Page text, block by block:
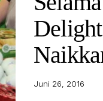
Juni 26, 2016